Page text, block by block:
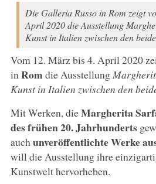
Die Galleria Russo in Rom zeigt
April 2020 die Ausstellung
Kunst in Italien zwischen den
Vom 12. März bis 4. April 2020
in Romdie Ausstellung
Kunst in Italien zwischen den
Mit Werken, dieMargherita
des frühen 20. Jahrhunderts
auchunveröffentlichte Werke
will die Ausstellung ihre
Kunstwelt hervorheben.